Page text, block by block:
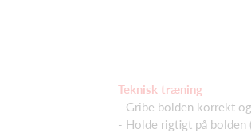
Teknisk træning
- Gribe bolden korrekt
- Holde rigtigt på bolden